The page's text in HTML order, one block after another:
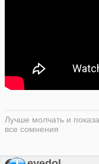
Лучше молчать и
все сомнения